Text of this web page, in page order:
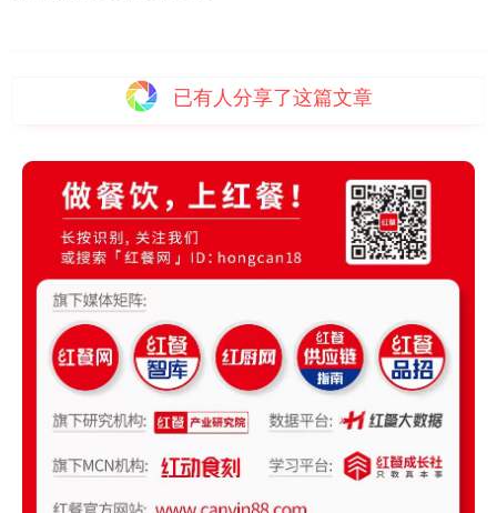
已有人分享了这篇文章